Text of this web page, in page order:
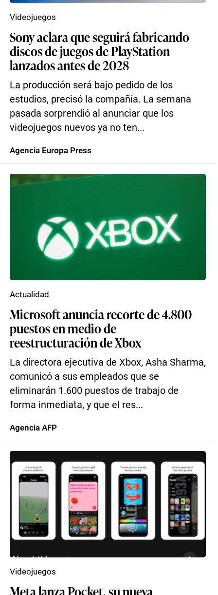
Sony aclara que seguirá fabricando
discos de juegos de PlayStation
lanzados antes de 2028
La producción será bajo pedido de los
estudios, precisó la compañía. La semana
pasada sorprendió al anunciar que los
videojuegos nuevos ya no ten...
Videojuegos
Agencia Europa Press
Microsoft anuncia recorte de 4.800
puestos en medio de
reestructuración de Xbox
La directora ejecutiva de Xbox, Asha Sharma,
comunicó a sus empleados que se
eliminarán 1.600 puestos de trabajo de
forma inmediata, y que el res...
Actualidad
Agencia AFP
Meta lanza Pocket, su nueva
Videojuegos